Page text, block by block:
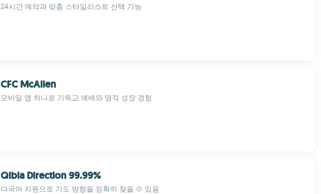
24시간 예약과 맞춤 스타일리스트 선택 가능
CFC McAllen
모바일 앱 하나로 기독교 예배와 영적 성장 경험
Qibla Direction 99.99%
다국어 지원으로 기도 방향을 정확히 찾을 수 있음